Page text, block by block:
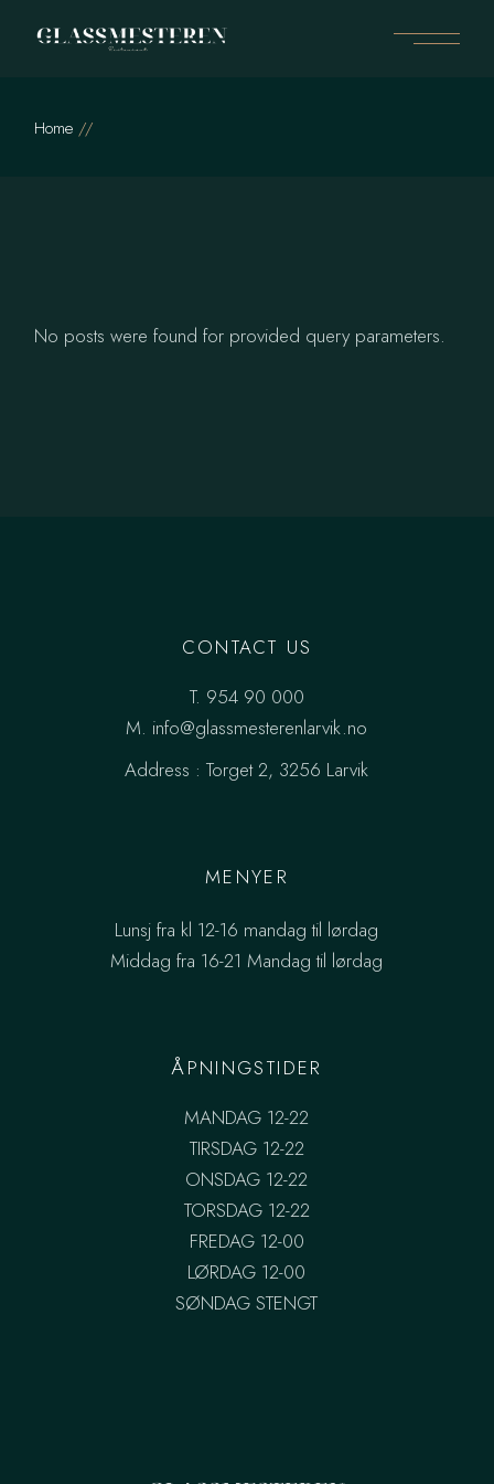
Home
No posts were found for provided query parameters.
CONTACT US
T. 954 90 000
M. info@glassmesterenlarvik.no
Address :Torget 2, 3256 Larvik
MENYER
Lunsj fra kl 12-16 mandag til lørdag
Middag fra 16-21 Mandag til lørdag
ÅPNINGSTIDER
MANDAG 12-22
TIRSDAG 12-22
ONSDAG 12-22
TORSDAG 12-22
FREDAG 12-00
LØRDAG 12-00
SØNDAG STENGT